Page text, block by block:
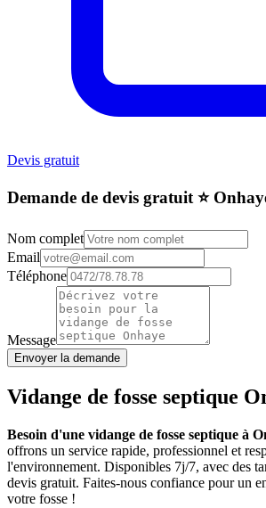
Devis gratuit
Demande de devis gratuit ⭐️
Nom complet
Email
Téléphone
Message
Envoyer la demande
Vidange de fosse septique
Besoin d'une vidange de fosse septique à
offrons un service rapide, professionnel et
l'environnement. Disponibles 7j/7, avec des
devis gratuit. Faites-nous confiance pour un
votre fosse !